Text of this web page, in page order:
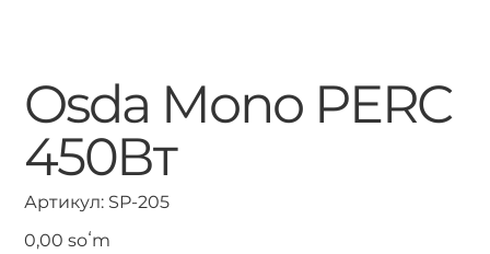
Osda Mono PERC
450Вт
Артикул: Артикул:
SP-
SP-205
Цена
0,00 soʻm